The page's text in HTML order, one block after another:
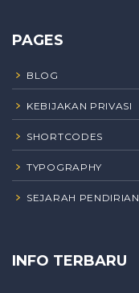
PAGES
BLOG
KEBIJAKAN PRIVASI
SHORTCODES
TYPOGRAPHY
SEJARAH PENDIRIAN
INFO TERBARU